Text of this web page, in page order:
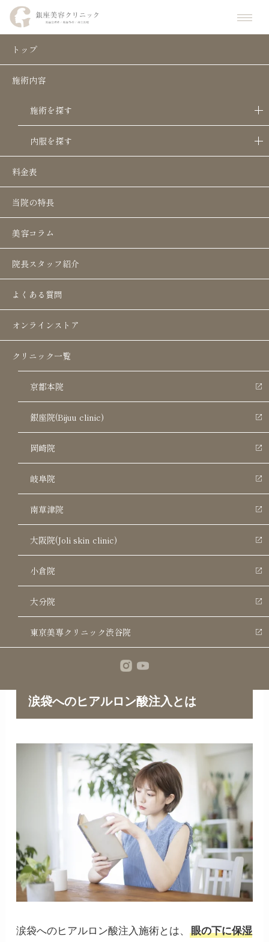
トップ
施術内容
施術を探す
内服を探す
料金表
当院の特長
美容コラム
院長スタッフ紹介
よくある質問
オンラインストア
クリニック一覧
京都本院
銀座院(Bijuu clinic)
岡崎院
岐阜院
南草津院
大阪院(Joli skin clinic)
小倉院
大分院
東京美専クリニック渋谷院
ヒアルロン酸注入で涙袋形成を徹底解
「涙袋にヒアルロン酸を注入したいけど向いている
か知りたい」
「ヒアルロン酸注射で涙袋形成したいけどメリット
やデメリットは何？」
しょうか。
当記事では、
解説します。ぜひ、これからヒアルロン注射を受け
るか迷っている方は、参考にしてください。
す。銀座美容クリニックに相談してみてください。
涙袋へのヒアルロン酸注入とは
涙袋へのヒアルロン酸注入施術とは、
眼の下に保湿